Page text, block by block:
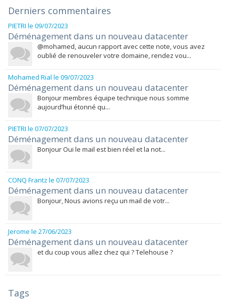
Derniers commentaires
PIETRI le 09/07/2023
Déménagement dans un nouveau datacenter
@mohamed, aucun rapport avec cette note, vous avez
oublié de renouveler votre domaine, rendez vou...
Mohamed Rial le 09/07/2023
Déménagement dans un nouveau datacenter
Bonjour membres équipe technique nous somme
aujourd’hui étonné qu...
PIETRI le 07/07/2023
Déménagement dans un nouveau datacenter
Bonjour Oui le mail est bien réel et la not...
CONQ Frantz le 07/07/2023
Déménagement dans un nouveau datacenter
Bonjour, Nous avions reçu un mail de votr...
Jerome le 27/06/2023
Déménagement dans un nouveau datacenter
et du coup vous allez chez qui ? Telehouse ?
Tags